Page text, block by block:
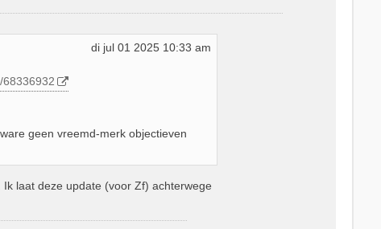
di jul 01 2025 10:33 am
68336932
geen vreemd-merk objectieven
laat deze update (voor Zf) achterwege